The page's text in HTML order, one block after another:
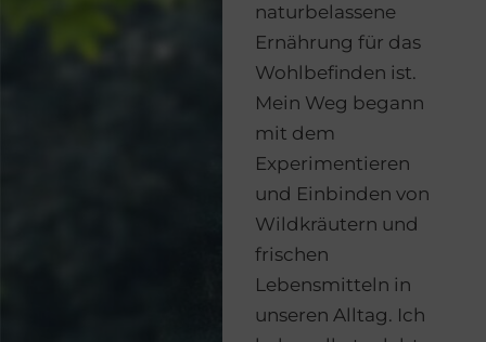
naturbelassene
Ernährung für das
Wohlbefinden ist.
Mein Weg begann
mit dem
Experimentieren
und Einbinden von
Wildkräutern und
frischen
Lebensmitteln in
unseren Alltag. Ich